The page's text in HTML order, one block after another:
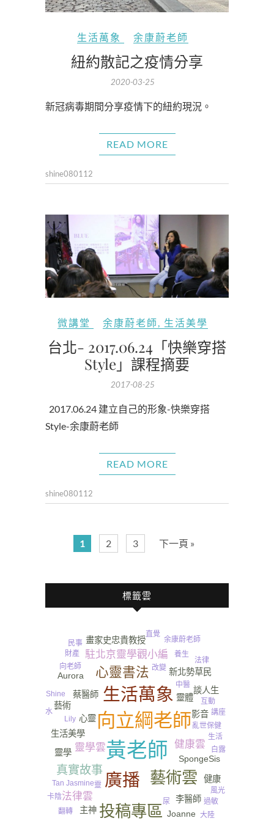
生活萬象 余康蔚老師
紐約散記之疫情分享
2020-03-25
新冠病毒期間分享疫情下的紐約現況。
READ MORE
shine080112
微講堂 余康蔚老師 生活美學
台北- 2017.06.24「快樂穿搭
Style」課程摘要
2017-08-25
2017.06.24 建立自己的形象-快樂穿搭
Style-余康蔚老師
READ MORE
shine080112
1 2 3 下一頁 »
標籤雲
黃老師
向立綱老師
廣播
生活萬象
投稿專區
藝術雲
心靈書法
真實故事
健康雲
駐北京靈學觀小編
靈學雲
法律雲
心靈
李醫師
靈體
畫家史忠貴教授
Joanne
新北勢草民
靈學
蔡醫師
SpongeSis
主神
影音
談人生
生活美學
Aurora
健康
藝術
養生
Tan Jasmine
保健
Lily
白露
翻轉
余康蔚老師
講座
風光
生活
法律
向老師
互動
大陸
直覺
Shine
中醫
改變
過敏
靈
亂世
卡陰
財產
水
尿
民事